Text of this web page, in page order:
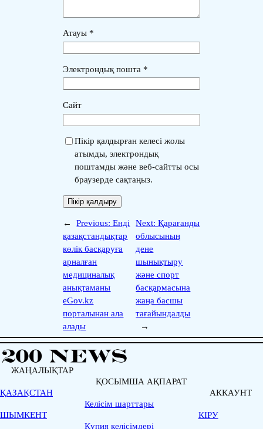
Атауы *
Электрондық пошта *
Сайт
Пікір қалдырған келесі жолы
атымды, электрондық
поштамды және веб-сайтты осы
браузерде сақтаңыз.
← Previous:Енді
қазақстандықтар
көлік басқаруға
арналған
медициналық
анықтаманы
eGov.kz
порталынан ала
алады
Next:Қарағанды
облысының
дене
шынықтыру
және спорт
басқармасына
жаңа басшы
тағайындалды
→
ЖАҢАЛЫҚТАР
ҚАЗАҚСТАН
ШЫМКЕНТ
ҚОСЫМША АҚПАРАТ
Келісім шарттары
Қүпия келісімдері
АККАУНТ
КІРУ